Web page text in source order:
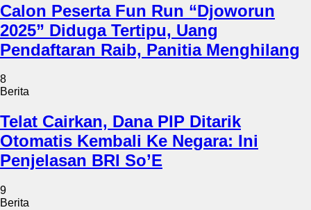
Calon Peserta Fun Run “Djoworun
2025” Diduga Tertipu, Uang
Pendaftaran Raib, Panitia Menghilang
8
Berita
Telat Cairkan, Dana PIP Ditarik
Otomatis Kembali Ke Negara: Ini
Penjelasan BRI So’E
9
Berita